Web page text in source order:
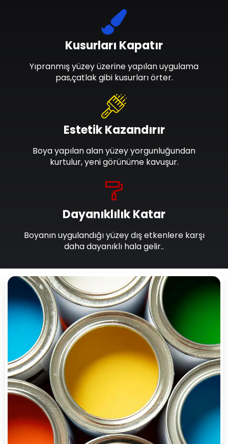
Dayanıklılık Katar
Boyanın uygulandığı yüzey dış etkenlere karşı
daha dayanıklı hala gelir..
Estetik Kazandırır
Boya yapılan alan yüzey yorgunluğundan
kurtulur, yeni görünüme kavuşur.
Kusurları Kapatır
Yıpranmış yüzey üzerine yapılan uygulama
pas,çatlak gibi kusurları örter.